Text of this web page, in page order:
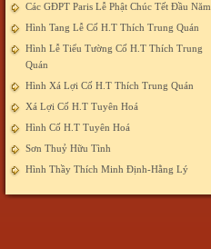
Các GĐPT Paris Lễ Phật Chúc Tết Đầu Năm
Hình Tang Lễ Cố H.T Thích Trung Quán
Hình Lễ Tiểu Tường Cố H.T Thích Trung
Quán
Hình Xá Lợi Cố H.T Thích Trung Quán
Xá Lợi Cố H.T Tuyên Hoá
Hình Cố H.T Tuyên Hoá
Sơn Thuỷ Hữu Tình
Hình Thầy Thích Minh Định-Hằng Lý